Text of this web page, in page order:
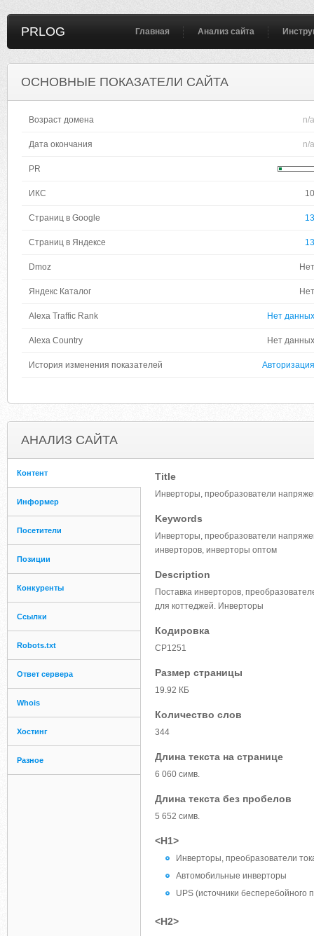
PRLOG Главная Анализ сайта
ОСНОВНЫЕ ПОКАЗАТЕЛИ САЙТА
Возраст домена n/a
Дата окончания n/a
PR
ИКС 10
Страниц в Google 13
Страниц в Яндексе 13
Dmoz Нет
Яндекс Каталог Нет
Alexa Traffic Rank Нет данных
Alexa Country Нет данных
История изменения показателей Авторизация
АНАЛИЗ САЙТА
Контент
Информер
Посетители
Позиции
Конкуренты
Ссылки
Robots.txt
Ответ сервера
Whois
Хостинг
Разное
Title
Инверторы, преобразователи
Keywords
Инверторы, преобразователи
инверторов, инверторы оптом
Description
Поставка инверторов,
для коттеджей. Инверторы
Кодировка
CP1251
Размер страницы
19.92 КБ
Количество слов
344
Длина текста на странице
6 060 симв.
Длина текста без пробелов
5 652 симв.
<H1>
Инверторы, преобразователи
Автомобильные инверторы
UPS (источники бесперебойного
<H2>